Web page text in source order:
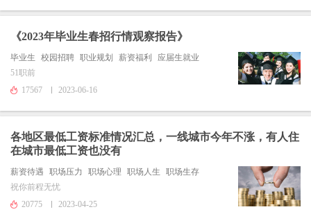
《2023年毕业生春招行情观察报告》
毕业生 校园招聘 职业规划 薪资福利
应届生就业
51职前
17567
2023-06-16
各地区最低工资标准情况汇总，一线城市今年不涨，有人住
在城市最低工资也没有
薪资待遇 职场压力 职场心理 职场人生
职场生存
祝你前程无忧
20775
2023-04-25